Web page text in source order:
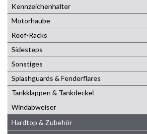
Kennzeichenhalter
Motorhaube
Roof-Racks
Sidesteps
Sonstiges
Splashguards & Fenderflares
Tankklappen & Tankdeckel
Windabweiser
Hardtop & Zubehör